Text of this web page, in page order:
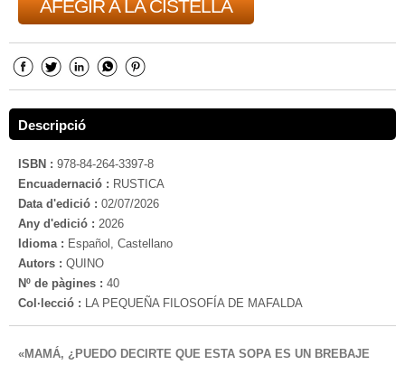
AFEGIR A LA CISTELLA
Descripció
ISBN : 978-84-264-3397-8
Encuadernació : RUSTICA
Data d'edició : 02/07/2026
Any d'edició : 2026
Idioma : Español, Castellano
Autors : QUINO
Nº de pàgines : 40
Col·lecció : LA PEQUEÑA FILOSOFÍA DE MAFALDA
«MAMÁ, ¿PUEDO DECIRTE QUE ESTA SOPA ES UN BREBAJE